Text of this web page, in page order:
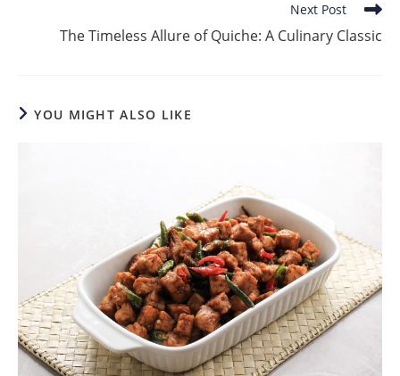
Next Post
The Timeless Allure of Quiche: A Culinary Classic
YOU MIGHT ALSO LIKE